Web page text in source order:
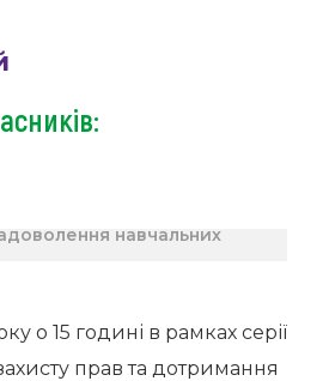
навчальних
о 15 годині в рамках серії
прав та дотримання